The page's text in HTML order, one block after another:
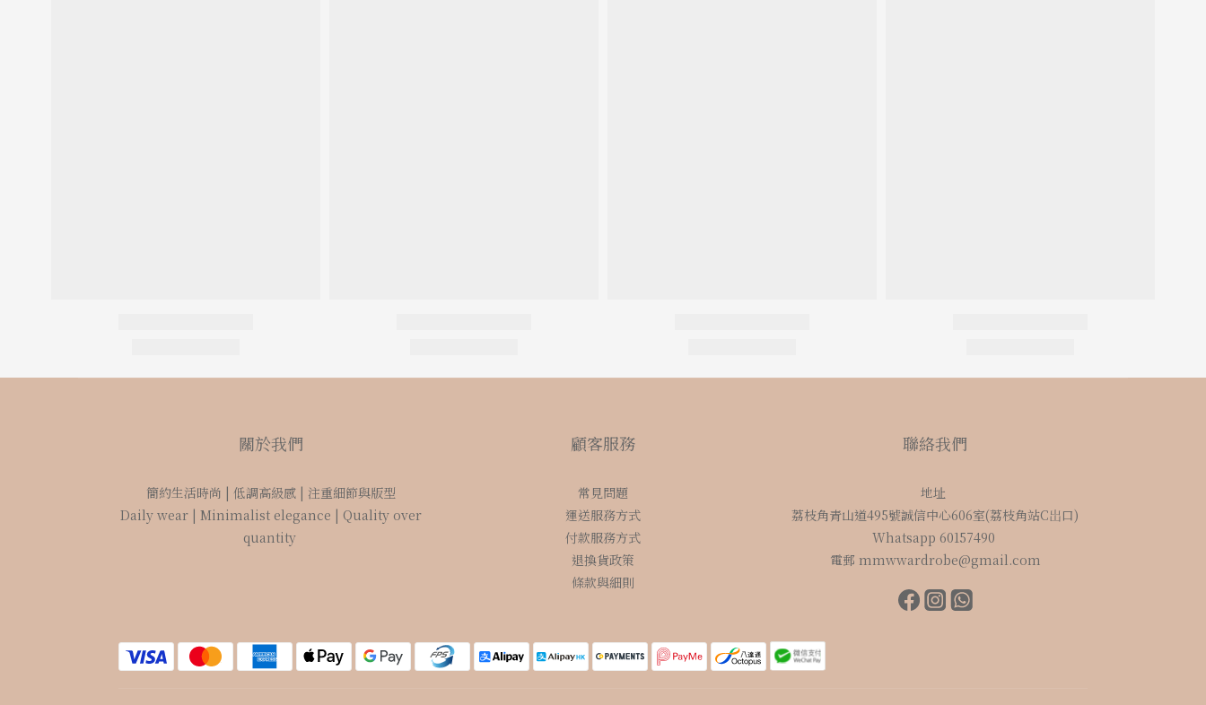
關於我們
簡約生活時尚 | 低調高級感 | 注重細節與版型
Daily wear | Minimalist elegance | Quality over
quantity
顧客服務
常見問題
運送服務方式
付款服務方式
退換貨政策
條款與細則
聯絡我們
地址
荔枝角青山道495號誠信中心606室(荔枝角站C岀口)
Whatsapp 60157490
電郵 mmwwardrobe@gmail.com